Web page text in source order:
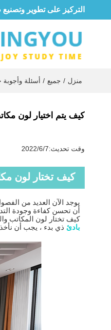
التركيز على تطوير وتصنيع
منزل / جميع / أسئلة
كيف يتم اختيار لون
وقت تحديث:2022/6/7
كيف تختار لون
يوجد الآن العديد من
أن تحسن كفاءة وجودة
كيف تختار لون المكاتب
بادئ ذي بدء ، يجب أن